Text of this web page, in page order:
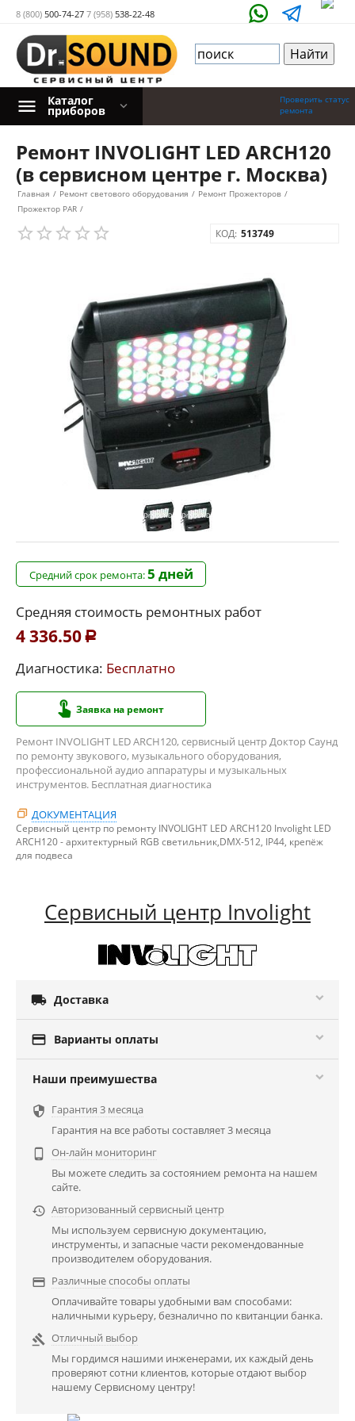
8 (800) 500-74-27 7 (958) 538-22-48
Проверить статус
ремонта
Каталог
приборов
Ремонт INVOLIGHT LED ARCH120
(в сервисном центре г. Москва)
Главная / Ремонт светового оборудования / Ремонт Прожекторов /
Прожектор PAR /
КОД: 513749
Средний срок ремонта:5 дней
Средняя стоимость ремонтных работ
4 336.50 Р
Диагностика: Бесплатно
Заявка на ремонт
Ремонт INVOLIGHT LED ARCH120, сервисный центр Доктор Саунд
по ремонту звукового, музыкального оборудования,
профессиональной аудио аппаратуры и музыкальных
инструментов. Бесплатная диагностика
ДОКУМЕНТАЦИЯ
Сервисный центр по ремонту INVOLIGHT LED ARCH120 Involight LED
ARCH120 - архитектурный RGB светильник,DMX-512, IP44, крепёж
для подвеса
Сервисный центр Involight
 Доставка
 Варианты оплаты
Наши преимушества
 Гарантия 3 месяца
Гарантия на все работы составляет 3 месяца

Он-лайн мониторинг
Вы можете следить за состоянием ремонта на нашем
сайте.
 Авторизованный сервисный центр
Мы используем сервисную документацию,
инструменты, и запасные части рекомендованные
производителем оборудования.
 Различные способы оплаты
Оплачивайте товары удобными вам способами:
наличными курьеру, безналично по квитанции банка.
 Отличный выбор
Мы гордимся нашими инженерами, их каждый день
проверяют сотни клиентов, которые отдают выбор
нашему Сервисному центру!